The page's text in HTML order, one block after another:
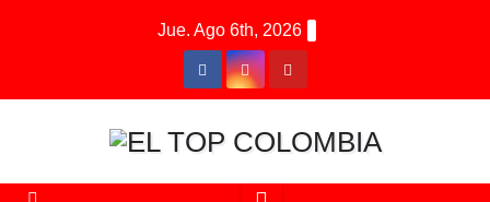
Jue. Ago 6th, 2026